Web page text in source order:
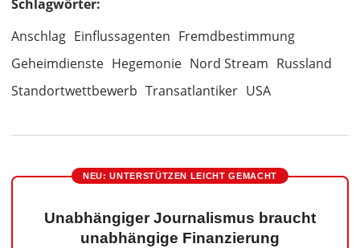
Schlagwörter:
Anschlag Einflussagenten Fremdbestimmung
Geheimdienste Hegemonie Nord Stream Russland
Standortwettbewerb Transatlantiker USA
NEU: UNTERSTÜTZEN LEICHT GEMACHT
Unabhängiger Journalismus braucht
unabhängige Finanzierung